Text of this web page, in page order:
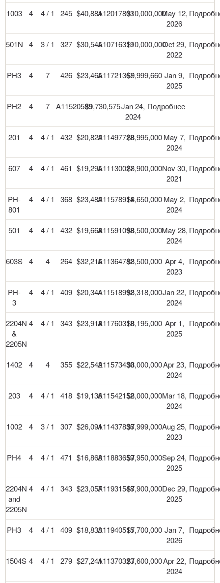
1003 4 4 / 1 245 $40,881A12017803$10,000,000May 12,
2026
501N 4 3 / 1 327 $30,545A10716319$10,000,000Oct 29,
2022
PH3 4 7 426 $23,465A11721367$9,999,660 Jan 9,
2025
PH2 4 7 A11520589$9,730,575Jan 24,
2024
Подробнее
201 4 4 / 1 432 $20,822A11497728$8,995,000May 7,
2024
607 4 4 / 1 461 $19,295A11130027$8,900,000Nov 30,
2021
PH-
801
4 4 / 1 368 $23,482A11578914$8,650,000May 2,
2024
501 4 4 / 1 432 $19,668A11591098$8,500,000May 28,
2024
603S 4 4 264 $32,216A11364782$8,500,000 Apr 4,
2023
PH-
3
4 4 / 1 409 $20,344A11518992$8,318,000Jan 22,
2024
2204N
&
2205N
4 4 / 1 343 $23,918A11760318$8,195,000 Apr 1,
2025
1402 4 4 355 $22,542A11573430$8,000,000Apr 23,
2024
203 4 4 / 1 418 $19,136A11542152$8,000,000Mar 18,
2024
1002 4 3 / 1 307 $26,091A11437836$7,999,000Aug 25,
2023
PH4 4 4 / 1 471 $16,868A11883659$7,950,000Sep 24,
2025
2204N
and
2205N
4 4 / 1 343 $23,057A11931548$7,900,000Dec 29,
2025
PH3 4 4 / 1 409 $18,833A11940515$7,700,000 Jan 7,
2026
1504S 4 4 / 1 279 $27,241A11370323$7,600,000Apr 22,
2024